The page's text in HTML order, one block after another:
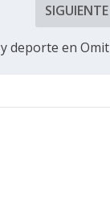
SIGUIENTE
deporte en